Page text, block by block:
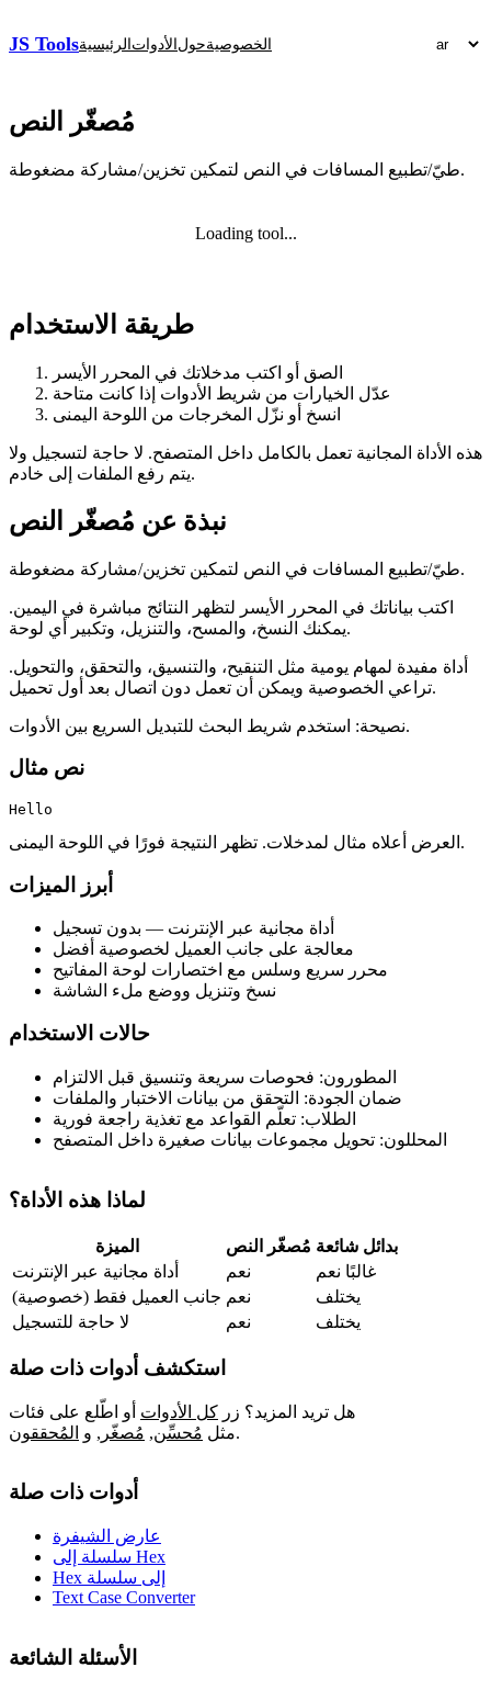
JS Toolsالرئيسية الأدوات حولالخصوصية
مُصغّر النص
طيّ/تطبيع المسافات في النص لتمكين تخزين/مشاركة مضغوطة.
Loading tool...
طريقة الاستخدام
الصق أو اكتب مدخلاتك في المحرر الأيسر
عدّل الخيارات من شريط الأدوات إذا كانت متاحة
انسخ أو نزّل المخرجات من اللوحة اليمنى
هذه الأداة المجانية تعمل بالكامل داخل المتصفح. لا حاجة لتسجيل ولا
يتم رفع الملفات إلى خادم.
نبذة عن مُصغّر النص
طيّ/تطبيع المسافات في النص لتمكين تخزين/مشاركة مضغوطة.
اكتب بياناتك في المحرر الأيسر لتظهر النتائج مباشرة في اليمين.
يمكنك النسخ، والمسح، والتنزيل، وتكبير أي لوحة.
أداة مفيدة لمهام يومية مثل التنقيح، والتنسيق، والتحقق، والتحويل.
تراعي الخصوصية ويمكن أن تعمل دون اتصال بعد أول تحميل.
نصيحة: استخدم شريط البحث للتبديل السريع بين الأدوات.
نص مثال
Hello
العرض أعلاه مثال لمدخلات. تظهر النتيجة فورًا في اللوحة اليمنى.
أبرز الميزات
أداة مجانية عبر الإنترنت — بدون تسجيل
معالجة على جانب العميل لخصوصية أفضل
محرر سريع وسلس مع اختصارات لوحة المفاتيح
نسخ وتنزيل ووضع ملء الشاشة
حالات الاستخدام
المطورون: فحوصات سريعة وتنسيق قبل الالتزام
ضمان الجودة: التحقق من بيانات الاختبار والملفات
الطلاب: تعلّم القواعد مع تغذية راجعة فورية
المحللون: تحويل مجموعات بيانات صغيرة داخل المتصفح
لماذا هذه الأداة؟
الميزة مُصغّر النص بدائل شائعة
أداة مجانية عبر الإنترنت
نعم
غالبًا نعم
جانب العميل فقط (خصوصية) نعم
يختلف
لا حاجة للتسجيل
نعم يختلف
استكشف أدوات ذات صلة
هل تريد المزيد؟ زر كل الأدوات أو اطّلع على فئات
مثل مُحسِّن, مُصغّر , و المُحققون .
أدوات ذات صلة
عارض الشيفرة
سلسلة إلى Hex
Hex إلى سلسلة
Text Case Converter
الأسئلة الشائعة